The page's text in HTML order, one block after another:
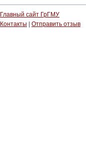
Главный сайт ГрГМУ
Контакты
Отправить отзыв